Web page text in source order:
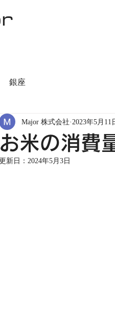
銀座
お米の消費
Major 株式会社 2023年5月11
更新日： 2024年5月3日